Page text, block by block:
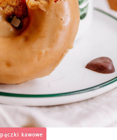
pączki kawowe